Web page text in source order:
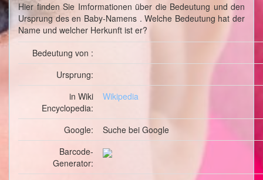
Hier finden Sie Imformationen über die Bedeutung und den
Ursprung des en Baby-Namens . Welche Bedeutung hat der
Name und welcher Herkunft ist er?
Bedeutung von :
Ursprung:
in Wiki
Encyclopedia:
Wikipedia
Google: Suche bei Google
Barcode-
Generator: